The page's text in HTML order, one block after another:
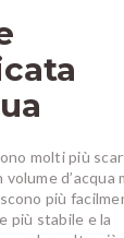
molti più
d’acqua
più
più stabile e la